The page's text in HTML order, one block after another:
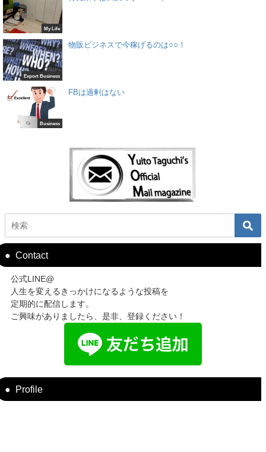
My Life
Export Business
物販ビジネスで今稼げるのは○○！
Business
FBは過剰はない
Contact
公式LINE@
人生を変えるきっかけになるような投稿を
定期的に配信します。
ご興味がありましたら、是非、登録ください！
Profile